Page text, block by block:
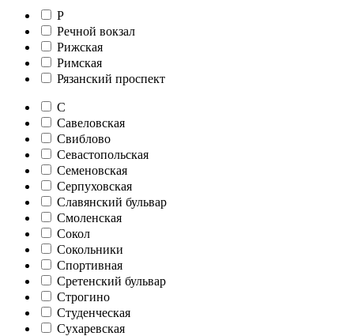
Р
Речной вокзал
Рижская
Римская
Рязанский проспект
С
Савеловская
Свиблово
Севастопольская
Семеновская
Серпуховская
Славянский бульвар
Смоленская
Сокол
Сокольники
Спортивная
Сретенский бульвар
Строгино
Студенческая
Сухаревская